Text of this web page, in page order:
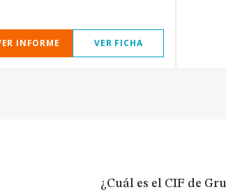
INFORME VER FICHA
¿Cuál es el CIF de